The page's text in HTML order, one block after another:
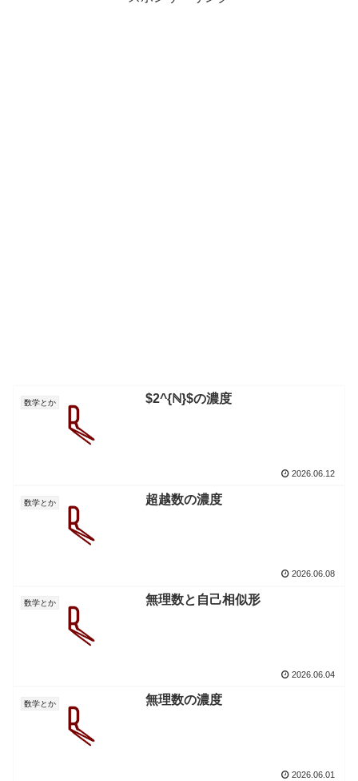
数学とか $2^{ℕ}$の濃度
2026.06.12
数学とか 超越数の濃度
2026.06.08
数学とか 無理数と自己相似形
2026.06.04
数学とか 無理数の濃度
2026.06.01